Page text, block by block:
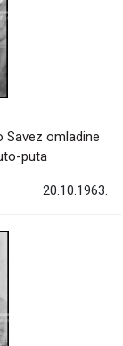
Savez omladine
puta
20.10.1963.